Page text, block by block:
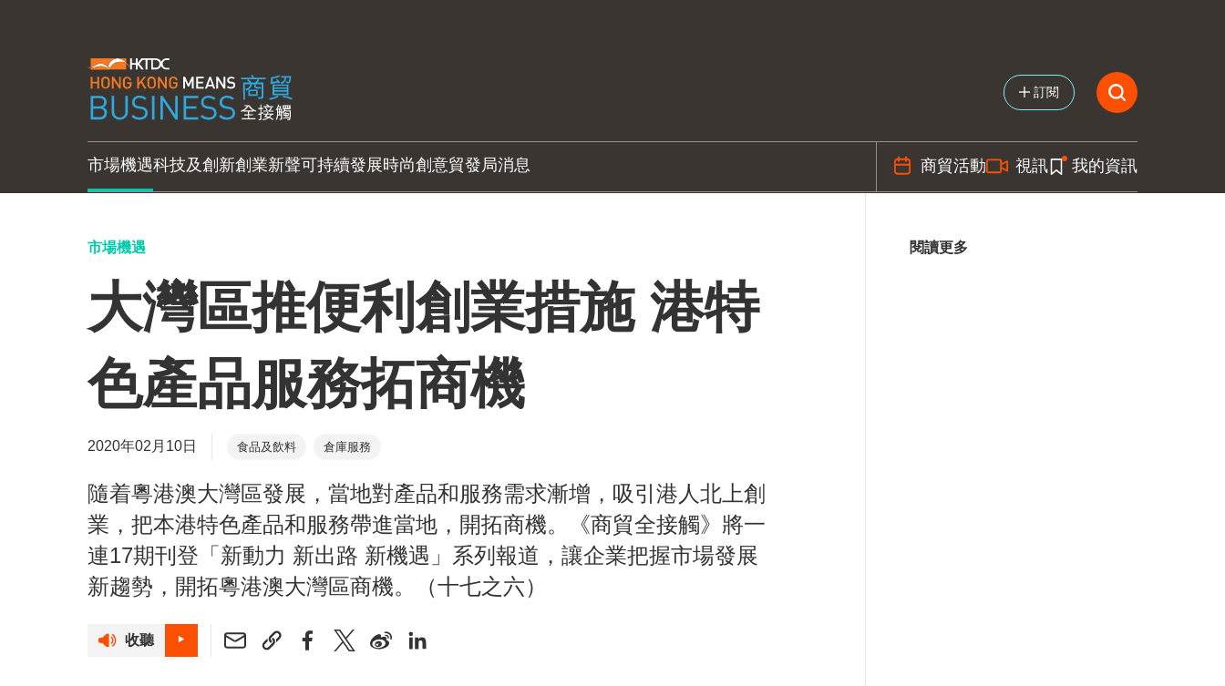
訂閱
市場機遇科技及創新創業新聲可持續發展時尚創意貿發局消息 商貿活動 視訊 我的資訊
市場機遇
大灣區推便利創業措施 港特
色產品服務拓商機
2020年02月10日 食品及飲料 倉庫服務
隨着粵港澳大灣區發展，當地對產品和服務需求漸增，吸引港人北上創
業，把本港特色產品和服務帶進當地，開拓商機。《商貿全接觸》將一
連17期刊登「新動力 新出路 新機遇」系列報道，讓企業把握市場發展
新趨勢，開拓粵港澳大灣區商機。（十七之六）
收聽
閱讀更多